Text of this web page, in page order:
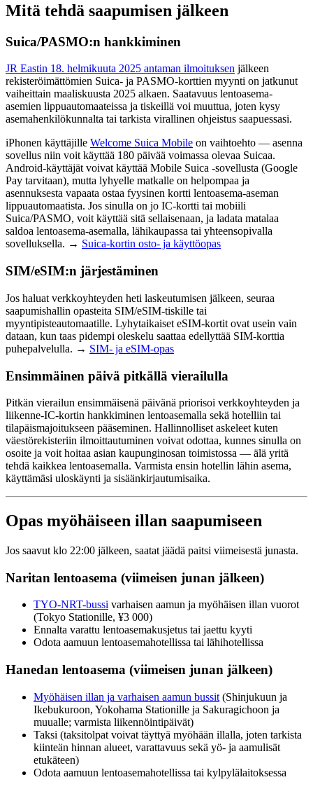
Mitä tehdä saapumisen jälkeen
Suica/PASMO:n hankkiminen
JR Eastin 18. helmikuuta 2025 antaman ilmoituksen jälkeen
rekisteröimättömien Suica- ja PASMO-korttien myynti on jatkunut
vaiheittain maaliskuusta 2025 alkaen. Saatavuus lentoasema-
asemien lippuautomaateissa ja tiskeillä voi muuttua, joten kysy
asemahenkilökunnalta tai tarkista virallinen ohjeistus saapuessasi.
iPhonen käyttäjille Welcome Suica Mobile on vaihtoehto — asenna
sovellus niin voit käyttää 180 päivää voimassa olevaa Suicaa.
Android-käyttäjät voivat käyttää Mobile Suica -sovellusta (Google
Pay tarvitaan), mutta lyhyelle matkalle on helpompaa ja
asennuksesta vapaata ostaa fyysinen kortti lentoasema-aseman
lippuautomaatista. Jos sinulla on jo IC-kortti tai mobiili
Suica/PASMO, voit käyttää sitä sellaisenaan, ja ladata matalaa
saldoa lentoasema-asemalla, lähikaupassa tai yhteensopivalla
sovelluksella. → Suica-kortin osto- ja käyttöopas
SIM/eSIM:n järjestäminen
Jos haluat verkkoyhteyden heti laskeutumisen jälkeen, seuraa
saapumishallin opasteita SIM/eSIM-tiskille tai
myyntipisteautomaatille. Lyhytaikaiset eSIM-kortit ovat usein vain
dataan, kun taas pidempi oleskelu saattaa edellyttää SIM-korttia
puhepalvelulla. → SIM- ja eSIM-opas
Ensimmäinen päivä pitkällä vierailulla
Pitkän vierailun ensimmäisenä päivänä priorisoi verkkoyhteyden ja
liikenne-IC-kortin hankkiminen lentoasemalla sekä hotelliin tai
tilapäismajoitukseen pääseminen. Hallinnolliset askeleet kuten
väestörekisteriin ilmoittautuminen voivat odottaa, kunnes sinulla on
osoite ja voit hoitaa asian kaupunginosan toimistossa — älä yritä
tehdä kaikkea lentoasemalla. Varmista ensin hotellin lähin asema,
käyttämäsi uloskäynti ja sisäänkirjautumisaika.
Opas myöhäiseen illan saapumiseen
Jos saavut klo 22:00 jälkeen, saatat jäädä paitsi viimeisestä junasta.
Naritan lentoasema (viimeisen junan jälkeen)
TYO-NRT-bussi varhaisen aamun ja myöhäisen illan vuorot
(Tokyo Stationille, ¥3 000)
Ennalta varattu lentoasemakusjetus tai jaettu kyyti
Odota aamuun lentoasemahotellissa tai lähihotellissa
Hanedan lentoasema (viimeisen junan jälkeen)
Myöhäisen illan ja varhaisen aamun bussit (Shinjukuun ja
Ikebukuroon, Yokohama Stationille ja Sakuragichoon ja
muualle; varmista liikennöintipäivät)
Taksi (taksitolpat voivat täyttyä myöhään illalla, joten tarkista
kiinteän hinnan alueet, varattavuus sekä yö- ja aamulisät
etukäteen)
Odota aamuun lentoasemahotellissa tai kylpylälaitoksessa